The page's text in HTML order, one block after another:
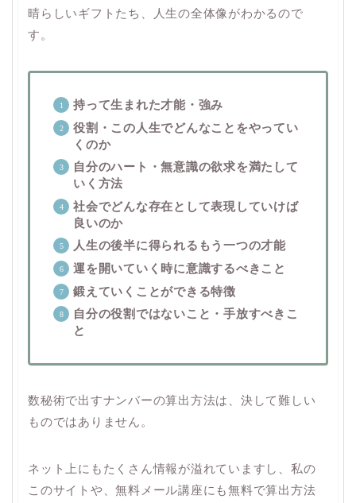
晴らしいギフトたち、人生の全体像がわかるので
す。
持って生まれた才能・強み
役割・この人生でどんなことをやってい
くのか
自分のハート・無意識の欲求を満たして
いく方法
社会でどんな存在として表現していけば
良いのか
人生の後半に得られるもう一つの才能
運を開いていく時に意識するべきこと
鍛えていくことができる特徴
自分の役割ではないこと・手放すべきこ
と
数秘術で出すナンバーの算出方法は、決して難しい
ものではありません。
ネット上にもたくさん情報が溢れていますし、私の
このサイトや、無料メール講座にも無料で算出方法